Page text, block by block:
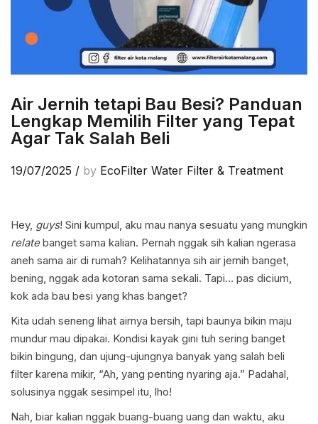
Air Jernih tetapi Bau Besi? Panduan
Lengkap Memilih Filter yang Tepat
Agar Tak Salah Beli
19/07/2025 / by EcoFilter Water Filter & Treatment
Hey, guys! Sini kumpul, aku mau nanya sesuatu yang mungkin
relatebanget sama kalian. Pernah nggak sih kalian ngerasa
aneh sama air di rumah? Kelihatannya sih air jernih banget,
bening, nggak ada kotoran sama sekali. Tapi… pas dicium,
kok ada bau besi yang khas banget?
Kita udah seneng lihat airnya bersih, tapi baunya bikin maju
mundur mau dipakai. Kondisi kayak gini tuh sering banget
bikin bingung, dan ujung-ujungnya banyak yang salah beli
filter karena mikir, “Ah, yang penting nyaring aja.” Padahal,
solusinya nggak sesimpel itu, lho!
Nah, biar kalian nggak buang-buang uang dan waktu, aku